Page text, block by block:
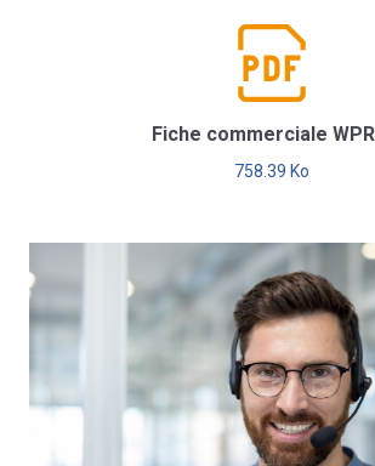
Fiche commerciale
758.39 Ko